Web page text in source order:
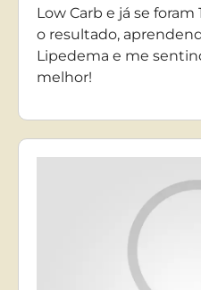
Low Carb e já se
o resultado,
Lipedema e me
melhor!